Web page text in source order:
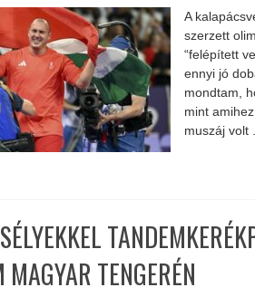
A
szerzett
“felépített
ennyi jó
mondtam,
mint
muszáj volt ...
MAGYAR TENGERÉN